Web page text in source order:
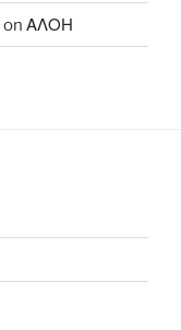
on ΑΛΟΗ